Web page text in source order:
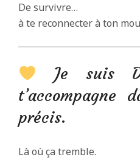
De survivre…
à te reconnecter à ton
Je suis
t’accompagne
précis.
Là où ça tremble.